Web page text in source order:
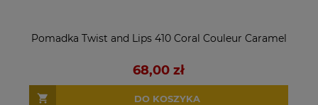
Pomadka Twist and Lips 410 Coral Couleur Caramel
68,00 zł
DO KOSZYKA